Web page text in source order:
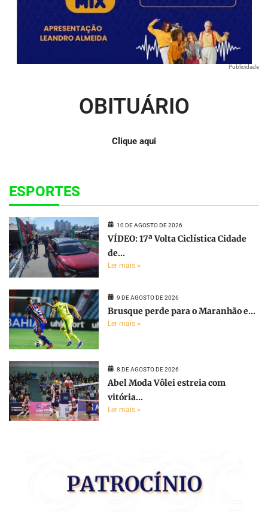
Publicidade
OBITUÁRIO
Clique aqui
ESPORTES
10 DE AGOSTO DE 2026
VÍDEO: 17ª Volta Ciclística Cidade
de...
Ler mais »
9 DE AGOSTO DE 2026
Brusque perde para o Maranhão e...
Ler mais »
8 DE AGOSTO DE 2026
Abel Moda Vôlei estreia com
vitória...
Ler mais »